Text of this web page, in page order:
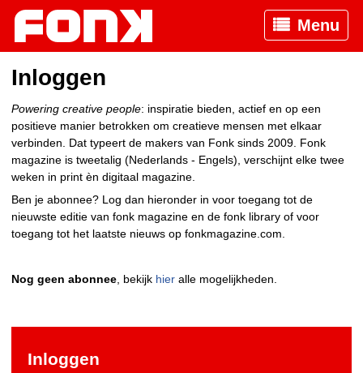
Menu
Inloggen
Powering creative people: inspiratie bieden, actief en op een
positieve manier betrokken om creatieve mensen met elkaar
verbinden. Dat typeert de makers van Fonk sinds 2009. Fonk
magazine is tweetalig (Nederlands - Engels), verschijnt elke twee
weken in print èn digitaal magazine.
Ben je abonnee? Log dan hieronder in voor toegang tot de
nieuwste editie van fonk magazine en de fonk library of voor
toegang tot het laatste nieuws op fonkmagazine.com.
Nog geen abonnee , bekijk hier alle mogelijkheden.
Inloggen